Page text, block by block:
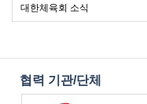
대한체육회 소식
협력 기관/단체